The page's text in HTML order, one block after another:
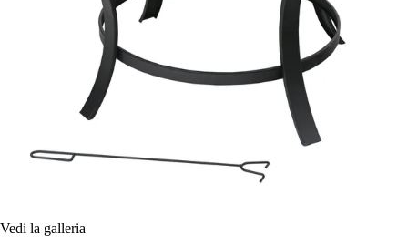
Vedi la galleria